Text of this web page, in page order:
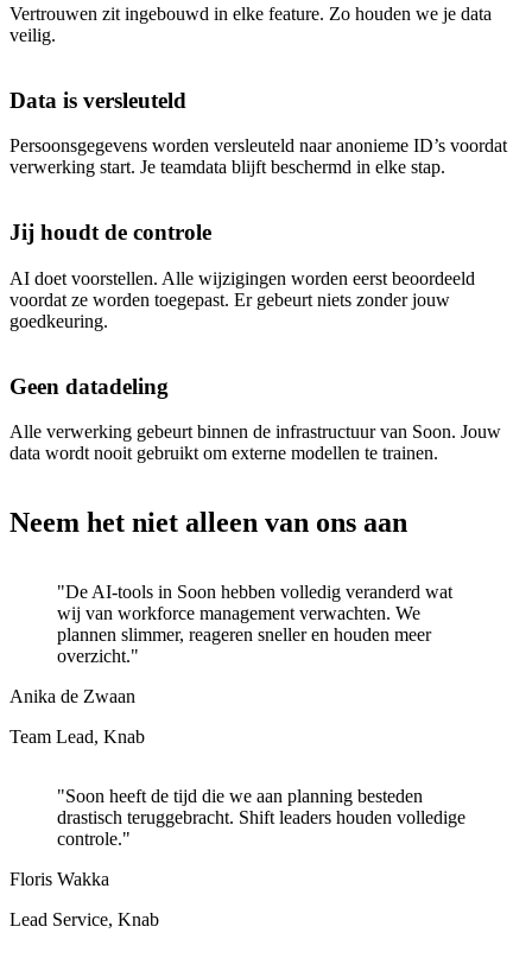
Vertrouwen zit ingebouwd in elke feature. Zo houden we je data
veilig.
Data is versleuteld
Persoonsgegevens worden versleuteld naar anonieme ID’s voordat
verwerking start. Je teamdata blijft beschermd in elke stap.
Jij houdt de controle
AI doet voorstellen. Alle wijzigingen worden eerst beoordeeld
voordat ze worden toegepast. Er gebeurt niets zonder jouw
goedkeuring.
Geen datadeling
Alle verwerking gebeurt binnen de infrastructuur van Soon. Jouw
data wordt nooit gebruikt om externe modellen te trainen.
Neem het niet alleen van ons aan
"De AI-tools in Soon hebben volledig veranderd wat
wij van workforce management verwachten. We
plannen slimmer, reageren sneller en houden meer
overzicht."
Anika de Zwaan
Team Lead, Knab
"Soon heeft de tijd die we aan planning besteden
drastisch teruggebracht. Shift leaders houden volledige
controle."
Floris Wakka
Lead Service, Knab